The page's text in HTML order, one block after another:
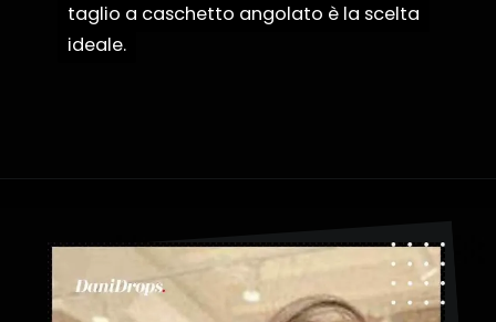
taglio a caschetto angolato è la scelta
ideale.
taglio a caschetto angolato è la scelta
ideale.